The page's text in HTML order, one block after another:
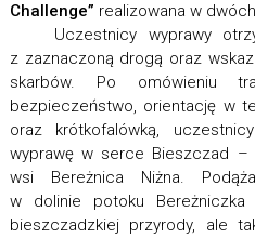
Challenge” realizowana w
Uczestnicy wyprawy
z zaznaczoną drogą oraz
skarbów. Po omówieniu
bezpieczeństwo, orientację w
oraz krótkofalówką,
wyprawę w serce Bieszczad –
wsi Bereżnica Niżna.
w dolinie potoku
bieszczadzkiej przyrody, ale